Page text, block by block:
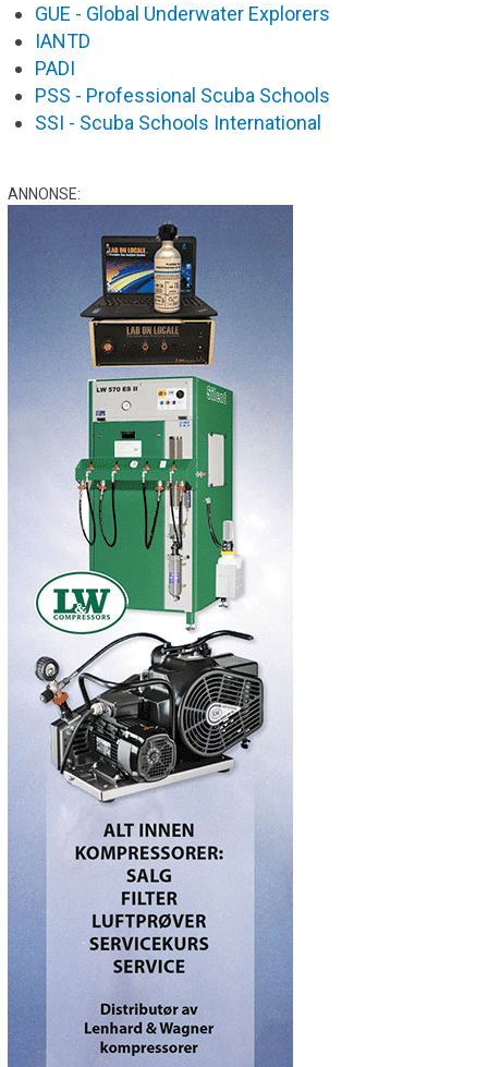
GUE - Global Underwater Explorers
IANTD
PADI
PSS - Professional Scuba Schools
SSI - Scuba Schools International
ANNONSE: